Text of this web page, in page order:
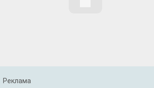
Реклама